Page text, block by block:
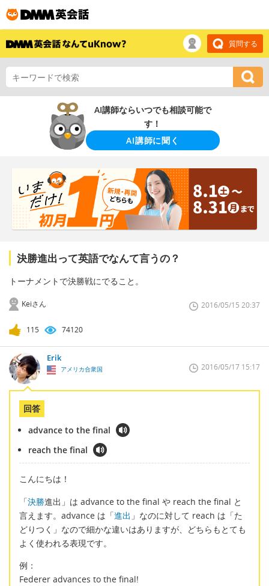
質問する
AI講師ならいつでも相談可能で
す！
AI講師に聞く
決勝進出って英語でなんて言うの？
トーナメントで決勝戦にでること。
Keiさん 2016/05/15 20:37
115 74120
Erik
アメリカ合衆国 2016/05/17 15:17
回答
advance to the final
reach the final
こんにちは！
「決勝進出」は advance to the final や reach the final と
言えます。advance は「進出 」なのに対して reach は「た
どりつく」なので細かな違いはありますが、どちらもとても
よく使われる表現です。
例：
Federer advances to the final!